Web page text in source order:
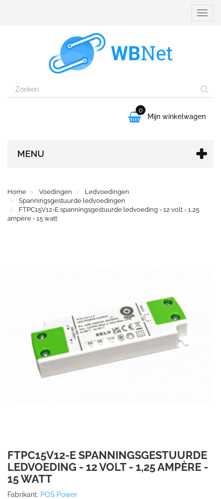

0
Mijn winkelwagen
MENU
Home Voedingen
Ledvoedingen
Spanningsgestuurde ledvoedingen
FTPC15V12-E spanningsgestuurde ledvoeding - 12 volt - 1,25
ampère - 15 watt
FTPC15V12-E SPANNINGSGESTUURDE
LEDVOEDING - 12 VOLT - 1,25 AMPÈRE -
15 WATT
Fabrikant: POS Power